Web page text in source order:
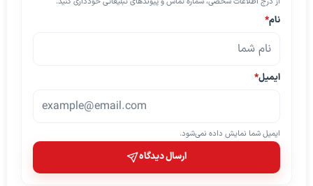
نام*
ایمیل*
ایمیل شما نمایش داده نمی‌شود.
ارسال دیدگاه